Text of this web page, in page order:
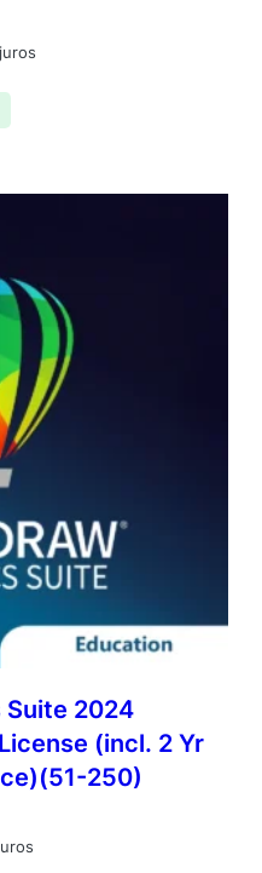
Suite 2024
(incl. 2 Yr
250)